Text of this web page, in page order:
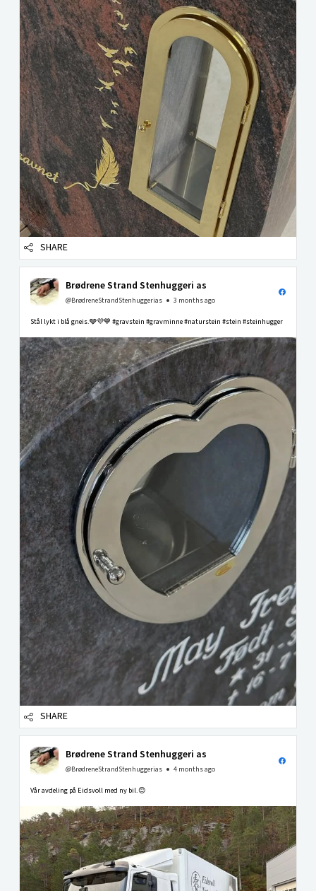
SHARE
Brødrene Strand Stenhuggeri as
@BrødreneStrandStenhuggerias 3 months ago
Stål lykt i blå gneis.🩶💜💙 #gravstein #gravminne #naturstein #stein #steinhugger
SHARE
Brødrene Strand Stenhuggeri as
@BrødreneStrandStenhuggerias 4 months ago
Vår avdeling på Eidsvoll med ny bil.😊